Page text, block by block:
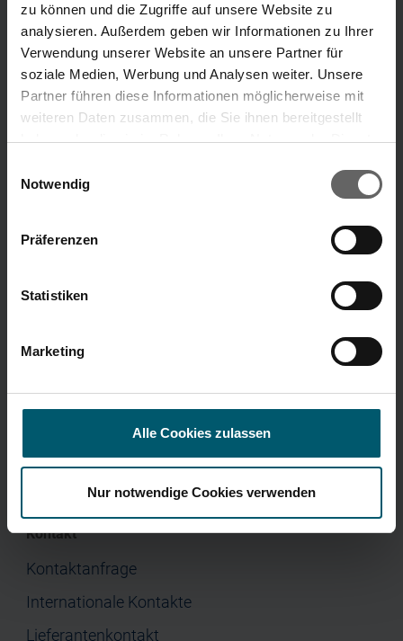
zu können und die Zugriffe auf unsere Website zu
analysieren. Außerdem geben wir Informationen zu Ihrer
Verwendung unserer Website an unsere Partner für
soziale Medien, Werbung und Analysen weiter. Unsere
Partner führen diese Informationen möglicherweise mit
weiteren Daten zusammen, die Sie ihnen bereitgestellt
haben oder die sie im Rahmen Ihrer Nutzung der Dienste
Cookies, wenn Sie unsere Webseite weiterhin nutzen.
Notwendig
Präferenzen
Statistiken
Marketing
Alle Cookies zulassen
Nur notwendige Cookies verwenden
Unsere Marken
„Unsere Ideen, die dein Leben leichter machen.“
Marke Leifheit Marke Soehnle
Home
Investor Relations
Jobs & Karriere
Kontakt
Kontaktanfrage
Internationale Kontakte
Lieferantenkontakt
Suchvorschläge